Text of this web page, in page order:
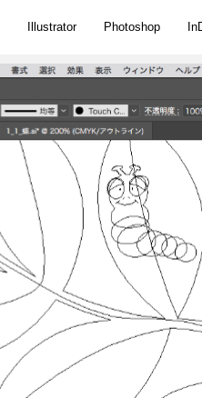
Illustrator Photoshop